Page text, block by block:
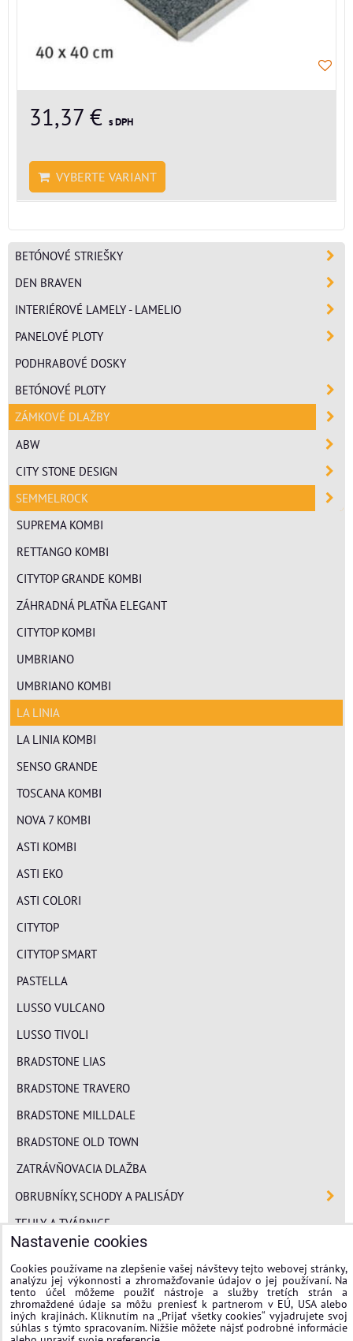
31,37 € s DPH
VYBERTE VARIANT
BETÓNOVÉ STRIEŠKY
DEN BRAVEN
INTERIÉROVÉ LAMELY - LAMELIO
PANELOVÉ PLOTY
PODHRABOVÉ DOSKY
BETÓNOVÉ PLOTY
ZÁMKOVÉ DLAŽBY
ABW
CITY STONE DESIGN
SEMMELROCK
SUPREMA KOMBI
RETTANGO KOMBI
CITYTOP GRANDE KOMBI
ZÁHRADNÁ PLATŇA ELEGANT
CITYTOP KOMBI
UMBRIANO
UMBRIANO KOMBI
LA LINIA
LA LINIA KOMBI
SENSO GRANDE
TOSCANA KOMBI
NOVA 7 KOMBI
ASTI KOMBI
ASTI EKO
ASTI COLORI
CITYTOP
CITYTOP SMART
PASTELLA
LUSSO VULCANO
LUSSO TIVOLI
BRADSTONE LIAS
BRADSTONE TRAVERO
BRADSTONE MILLDALE
BRADSTONE OLD TOWN
ZATRÁVŇOVACIA DLAŽBA
OBRUBNÍKY, SCHODY A PALISÁDY
TEHLY A TVÁRNICE
POLYSTYRÉN
MINERÁLNA VLNA
FASÁDNE OMIETKY
stavplotstavebniny
Nastavenie cookies
Cookies používame na zlepšenie vašej návštevy tejto webovej stránky,
analýzu jej výkonnosti a zhromažďovanie údajov o jej používaní. Na
tento účel môžeme použiť nástroje a služby tretích strán a
zhromaždené údaje sa môžu preniesť k partnerom v EÚ, USA alebo
iných krajinách. Kliknutím na „Prijať všetky cookies“ vyjadrujete svoj
súhlas s týmto spracovaním. Nižšie môžete nájsť podrobné informácie